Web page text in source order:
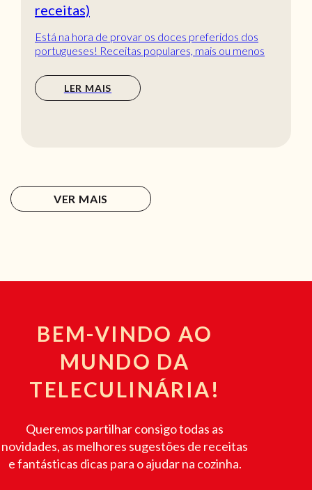
receitas)
Está na hora de provar os doces preferidos dos
portugueses! Receitas populares, mais ou menos
LER MAIS
VER MAIS
BEM-VINDO AO
MUNDO DA
TELECULINÁRIA!
Queremos partilhar consigo todas as
novidades, as melhores sugestões de receitas
e fantásticas dicas para o ajudar na cozinha.